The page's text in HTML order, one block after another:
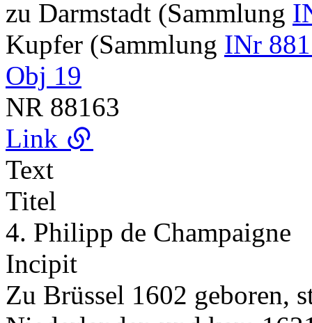
zu Darmstadt (Sammlung
Kupfer (Sammlung INr
Obj 19
NR 88163
Link
Text
Titel
4. Philipp de Champaigne
Incipit
Zu Brüssel 1602 geboren,